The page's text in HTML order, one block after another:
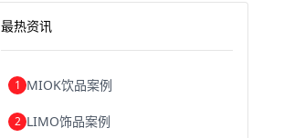
最热资讯
1 MIOK饮品案例
2 LIMO饰品案例